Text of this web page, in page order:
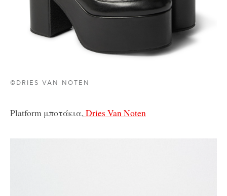
©DRIES VAN NOTEN
Platform μποτάκια, Dries Van Noten